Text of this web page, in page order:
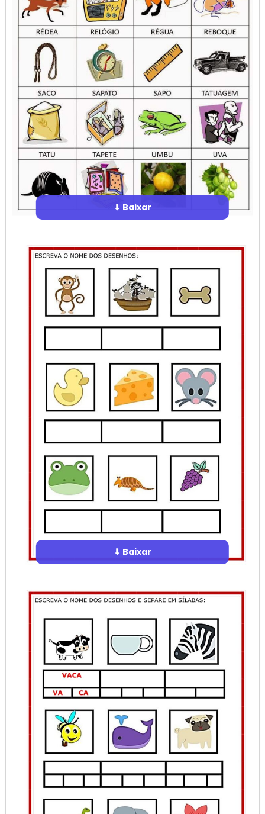
⬇ Baixar
⬇ Baixar